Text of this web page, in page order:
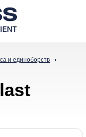
и единоборств